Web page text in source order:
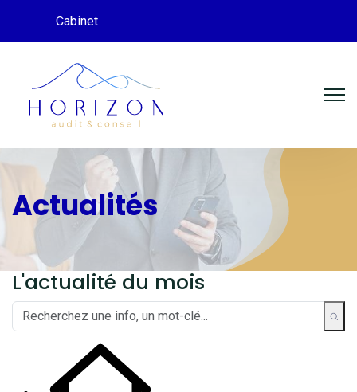
Cabinet
Actualités
L'actualité du mois